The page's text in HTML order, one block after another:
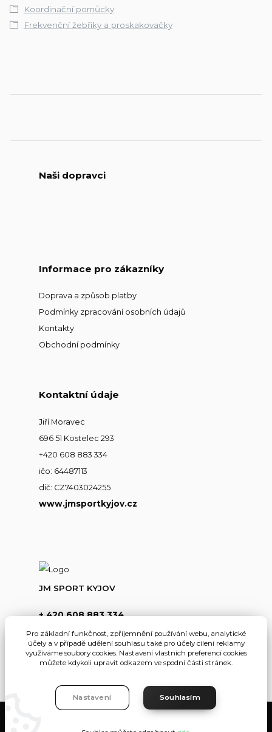
Koordinační pomůcky
Frekvenční žebříky a proskakovačky
Naši dopravci
Informace pro zákazníky
Doprava a způsob platby
Podmínky zpracování osobních údajů
Kontakty
Obchodní podmínky
Kontaktní údaje
Jiří Moravec
696 51 Kostelec 293
+420 608 883 334
ičo: 64487113
dič: CZ7403024255
www.jmsportkyjov.cz
JM SPORT KYJOV
+ 420 608 883 334
info@jmsportkyjov.cz
Pro základní funkčnost, zpříjemnění používání webu, analytické
účely a v případě udělení souhlasu také pro účely cílení reklamy
využíváme soubory cookies. Nastavení vlastních preferencí cookies
můžete kdykoli upravit odkazem ve spodní části stránek.
Nastavení Souhlasím